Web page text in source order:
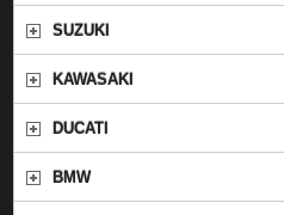
SUZUKI
KAWASAKI
DUCATI
BMW